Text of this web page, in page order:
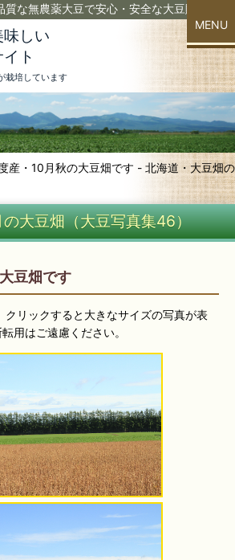
薬大豆で安心・安全な大豆販売の株式会社
しい
ト
栽培しています
MENU
大豆へのこだわり
大豆のご注文
農薬と大豆の話
動画集
▼ こちらからもどうぞ ▼
産・10月秋の大豆畑です - 北海道・大豆畑の
大豆畑（大豆写真集46）
豆畑です
クリックすると大きなサイズの写真が表
用はご遠慮ください。